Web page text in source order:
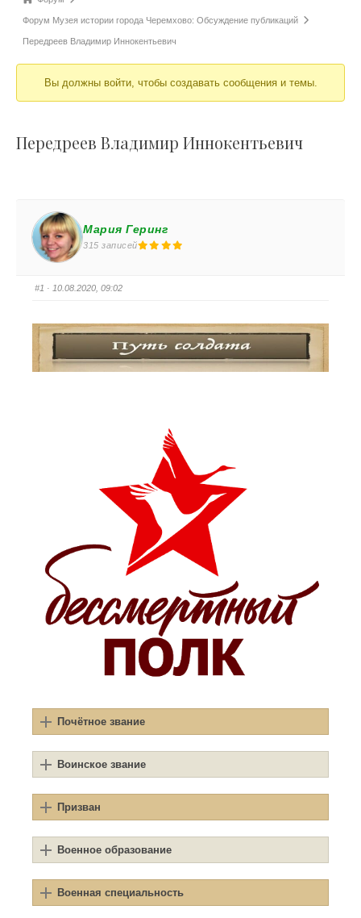
Форум Музея истории города Черемхово: Обсуждение публикаций
Передреев Владимир Иннокентьевич
Вы должны войти, чтобы создавать сообщения и темы.
Передреев Владимир Иннокентьевич
Мария Геринг
315 записей
#1 · 10.08.2020, 09:02
Почётное звание
Воинское звание
Призван
Военное образование
Военная специальность